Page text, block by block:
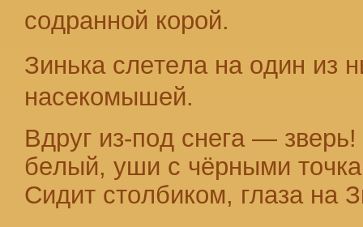
содранной корой.
Зинька слетела на один из
насекомышей.
Вдруг из-под снега —
белый, уши с чёрными
Сидит столбиком, глаза на